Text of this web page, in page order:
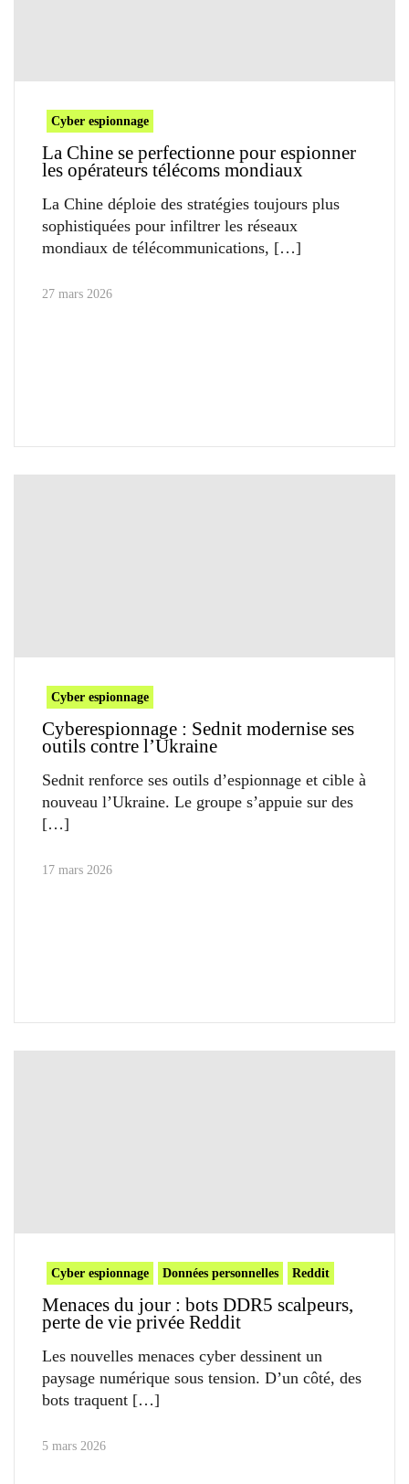
Cyber espionnage
La Chine se perfectionne pour espionner
les opérateurs télécoms mondiaux
La Chine déploie des stratégies toujours plus
sophistiquées pour infiltrer les réseaux
mondiaux de télécommunications,
27 mars 2026
Cyber espionnage
Cyberespionnage : Sednit modernise ses
outils contre l’Ukraine
Sednit renforce ses outils d’espionnage et cible à
nouveau l’Ukraine. Le groupe s’appuie sur des
17 mars 2026
Cyber espionnage Données personnelles Reddit
Menaces du jour : bots DDR5 scalpeurs,
perte de vie privée Reddit
Les nouvelles menaces cyber dessinent un
paysage numérique sous tension. D’un côté, des
bots traquent
5 mars 2026